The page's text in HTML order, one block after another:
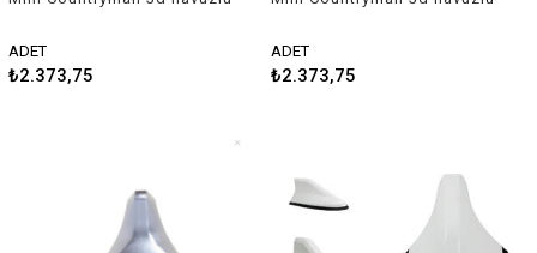
ADET
₺2.373,75
ADET
₺2.373,75